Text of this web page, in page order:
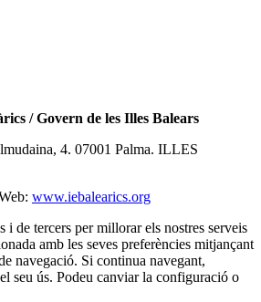
/ Govern de les Illes Balears
4. 07001 Palma. ILLES
www.iebalearics.org
de tercers per millorar els nostres serveis
amb les seves preferències mitjançant
navegació. Si continua navegant,
seu ús. Podeu canviar la configuració o